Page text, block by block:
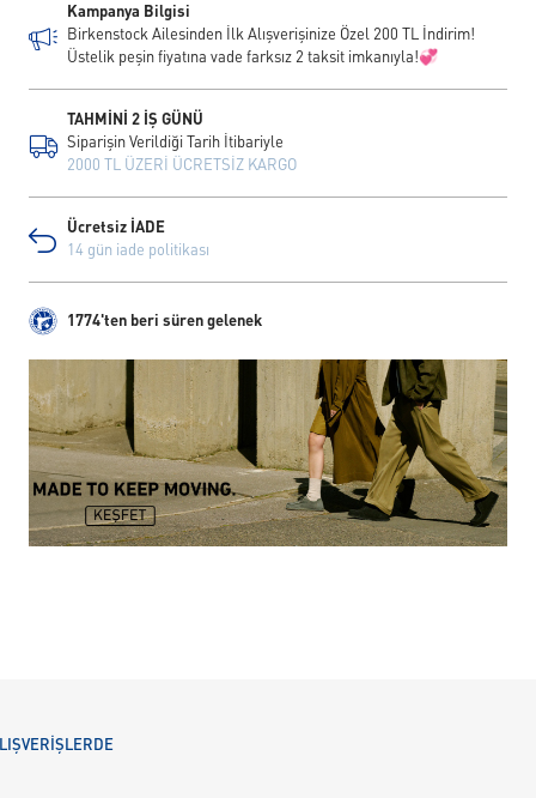
Kampanya Bilgisi
Birkenstock Ailesinden İlk Alışverişinize Özel 200 TL İndirim!
Üstelik peşin fiyatına vade farksız 2 taksit imkanıyla!💞
TAHMİNİ 2 İŞ GÜNÜ
Siparişin Verildiği Tarih İtibariyle
2000 TL ÜZERİ ÜCRETSİZ KARGO
Ücretsiz İADE
14 gün iade politikası
1774'ten beri süren gelenek